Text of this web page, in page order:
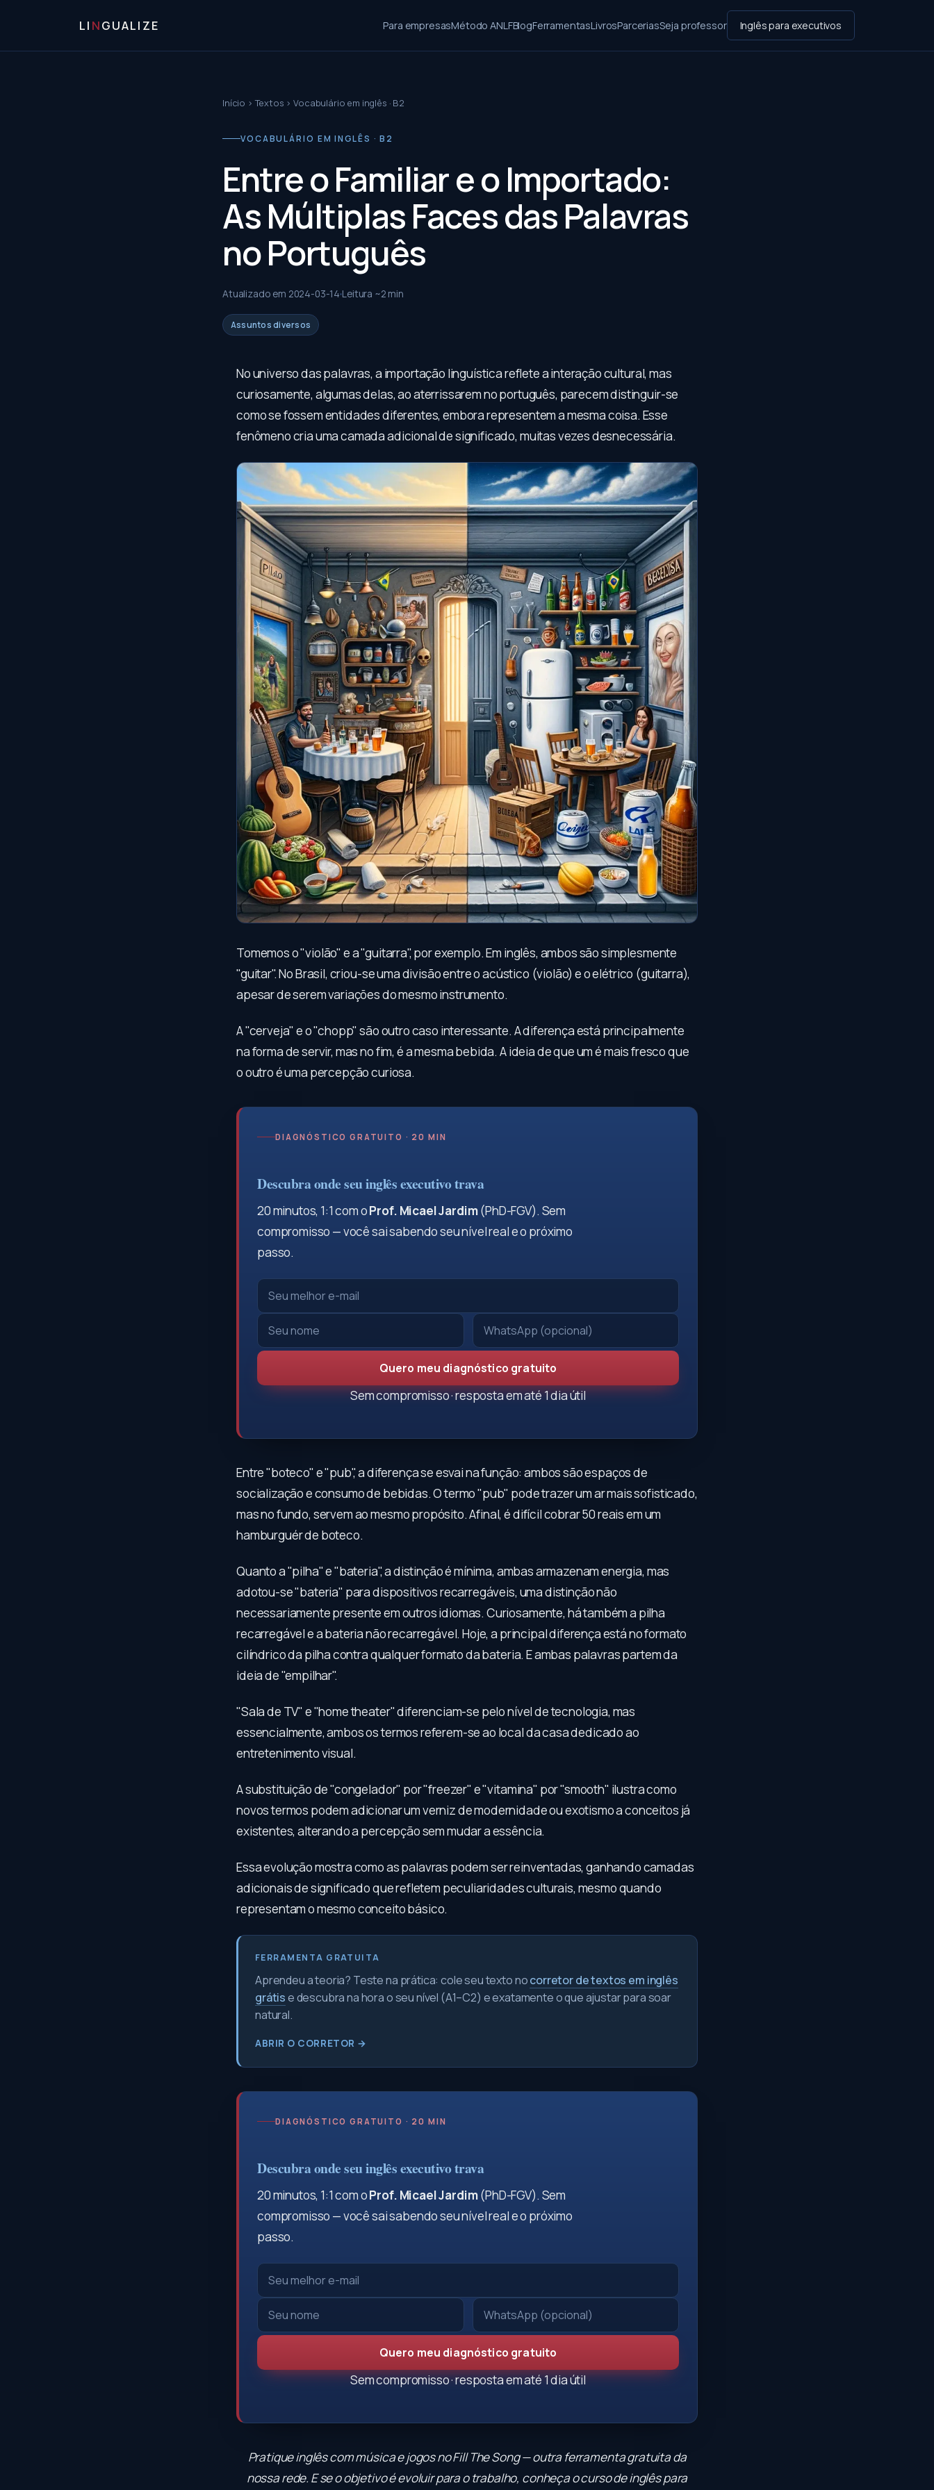
LI NGUALIZE Para empresasMétodo ANLFBlogFerramentasLivrosParceriasSeja professor Inglês para executivos
Início ›Textos ›Vocabulário em inglês · B2
VOCABULÁRIO EM INGLÊS · B2
Entre o Familiar e o Importado:
As Múltiplas Faces das Palavras
no Português
Atualizado em 2024-03-14 Leitura ~2 min
Assuntos diversos
No universo das palavras, a importação linguística reflete a interação cultural, mas
curiosamente, algumas delas, ao aterrissarem no português, parecem distinguir-se
como se fossem entidades diferentes, embora representem a mesma coisa. Esse
fenômeno cria uma camada adicional de significado, muitas vezes desnecessária.
Tomemos o "violão" e a "guitarra", por exemplo. Em inglês, ambos são simplesmente
"guitar". No Brasil, criou-se uma divisão entre o acústico (violão) e o elétrico (guitarra),
apesar de serem variações do mesmo instrumento.
A "cerveja" e o "chopp" são outro caso interessante. A diferença está principalmente
na forma de servir, mas no fim, é a mesma bebida. A ideia de que um é mais fresco que
o outro é uma percepção curiosa.
DIAGNÓSTICO GRATUITO · 20 MIN
Descubra onde seu inglês executivo trava
20 minutos, 1:1 com oProf. Micael Jardim(PhD-FGV). Sem
compromisso — você sai sabendo seu nível real e o próximo
passo.
Quero meu diagnóstico gratuito
Sem compromisso · resposta em até 1 dia útil
Entre "boteco" e "pub", a diferença se esvai na função: ambos são espaços de
socialização e consumo de bebidas. O termo "pub" pode trazer um ar mais sofisticado,
mas no fundo, servem ao mesmo propósito. Afinal, é difícil cobrar 50 reais em um
hamburguér de boteco.
Quanto a "pilha" e "bateria", a distinção é mínima, ambas armazenam energia, mas
adotou-se "bateria" para dispositivos recarregáveis, uma distinção não
necessariamente presente em outros idiomas. Curiosamente, há também a pilha
recarregável e a bateria não recarregável. Hoje, a principal diferença está no formato
cilíndrico da pilha contra qualquer formato da bateria. E ambas palavras partem da
ideia de "empilhar".
"Sala de TV" e "home theater" diferenciam-se pelo nível de tecnologia, mas
essencialmente, ambos os termos referem-se ao local da casa dedicado ao
entretenimento visual.
A substituição de "congelador" por "freezer" e "vitamina" por "smooth" ilustra como
novos termos podem adicionar um verniz de modernidade ou exotismo a conceitos já
existentes, alterando a percepção sem mudar a essência.
Essa evolução mostra como as palavras podem ser reinventadas, ganhando camadas
adicionais de significado que refletem peculiaridades culturais, mesmo quando
representam o mesmo conceito básico.
FERRAMENTA GRATUITA
Aprendeu a teoria? Teste na prática: cole seu texto nocorretor de textos em inglês
grátise descubra na hora o seu nível (A1–C2) e exatamente o que ajustar para soar
natural.
ABRIR O CORRETOR →
DIAGNÓSTICO GRATUITO · 20 MIN
Descubra onde seu inglês executivo trava
20 minutos, 1:1 com oProf. Micael Jardim(PhD-FGV). Sem
compromisso — você sai sabendo seu nível real e o próximo
passo.
Quero meu diagnóstico gratuito
Sem compromisso · resposta em até 1 dia útil
Pratique inglês com música e jogos noFill The Song— outra ferramenta gratuita da
nossa rede. E se o objetivo é evoluir para o trabalho, conheça ocurso de inglês para